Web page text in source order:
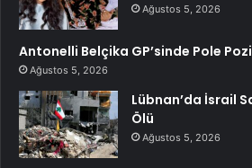
Ağustos 5, 2026
Antonelli Belçika GP’sinde Pole
Ağustos 5, 2026
Lübnan’da İsrail
Ölü
Ağustos 5, 2026